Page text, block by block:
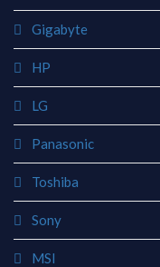
Gigabyte
HP
LG
Panasonic
Toshiba
Sony
MSI